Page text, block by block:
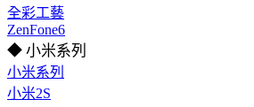
全彩工藝
ZenFone6
◆ 小米系列
小米系列
小米2S